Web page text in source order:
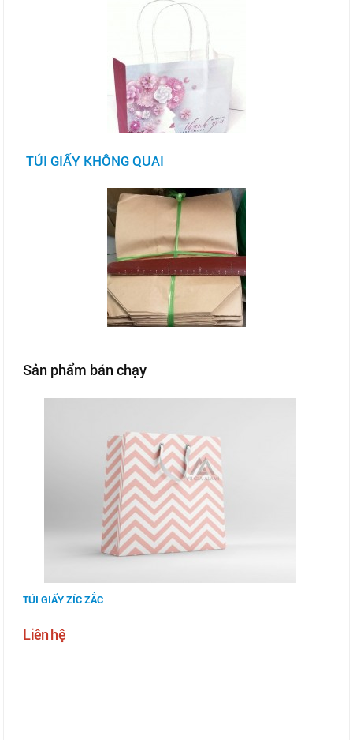
TÚI GIẤY KHÔNG QUAI
Sản phẩm bán chạy
TÚI GIẤY ZÍC ZẮC
Liên hệ